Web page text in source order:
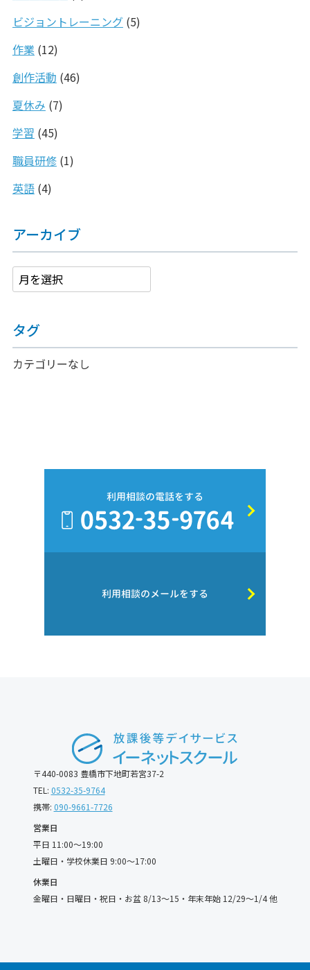
ビジョントレーニング(5)
作業(12)
創作活動 (46)
夏休み (7)
学習 (45)
職員研修(1)
英語(4)
アーカイブ
タグ
カテゴリーなし
利用相談の電話をする
利用相談のメールをする
〒440-0083 豊橋市下地町若宮37-2
TEL: 0532-35-9764
携帯: 090-9661-7726
営業日
平日 11:00〜19:00
土曜日・学校休業日 9:00〜17:00
休業日
金曜日・日曜日・祝日・お盆 8/13〜15・年末年始 12/29〜1/4 他